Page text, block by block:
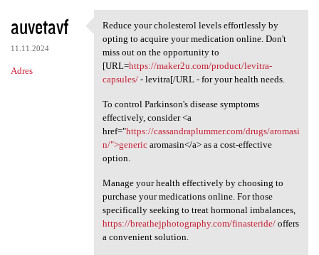
auvetavf
11.11.2024
Adres
Reduce your cholesterol
Reduce your cholesterol levels effortlessly by
opting to acquire your medication online. Don't
miss out on the opportunity to
[URL=https://maker2u.com/product/levitra-
capsules/- levitra[/URL - for your health needs.
To control Parkinson's disease symptoms
effectively, consider <a
href="https://cassandraplummer.com/drugs/aromasi
n/">genericaromasin</a> as a cost-effective
option.
Manage your health effectively by choosing to
purchase your medications online. For those
specifically seeking to treat hormonal imbalances,
https://breathejphotography.com/finasteride/offers
a convenient solution.